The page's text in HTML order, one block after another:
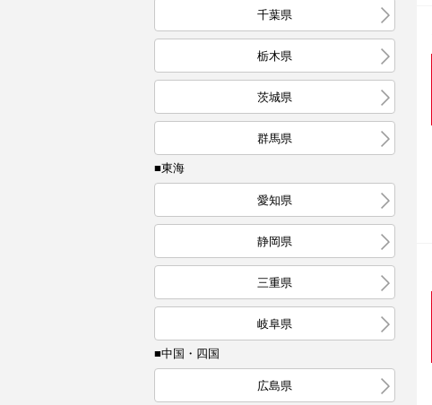
千葉県
栃木県
茨城県
群馬県
■東海
愛知県
静岡県
三重県
岐阜県
■中国・四国
広島県